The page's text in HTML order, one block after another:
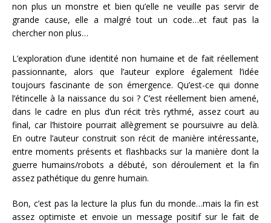
non plus un monstre et bien qu’elle ne veuille pas servir de
grande cause, elle a malgré tout un code…et faut pas la
chercher non plus…
L’exploration d’une identité non humaine et de fait réellement
passionnante, alors que l’auteur explore également l’idée
toujours fascinante de son émergence. Qu’est-ce qui donne
l’étincelle à la naissance du soi ? C’est réellement bien amené,
dans le cadre en plus d’un récit très rythmé, assez court au
final, car l’histoire pourrait allègrement se poursuivre au delà.
En outre l’auteur construit son récit de manière intéressante,
entre moments présents et flashbacks sur la manière dont la
guerre humains/robots a débuté, son déroulement et la fin
assez pathétique du genre humain.
Bon, c’est pas la lecture la plus fun du monde…mais la fin est
assez optimiste et envoie un message positif sur le fait de